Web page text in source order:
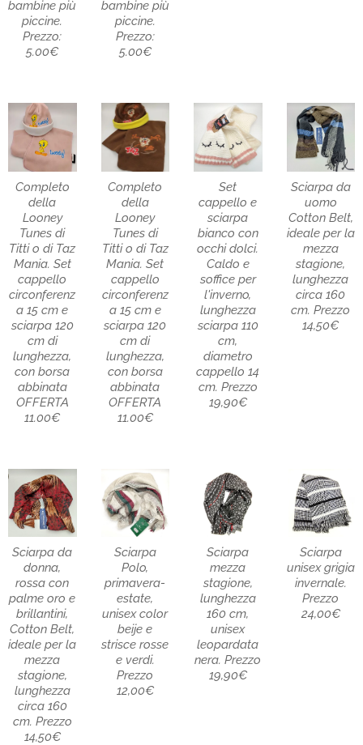
bambine più
piccine.
Prezzo:
5.00€
bambine più
piccine.
Prezzo:
5.00€
Completo
della
Looney
Tunes di
Titti o di Taz
Mania. Set
cappello
circonferenz
a 15 cm e
sciarpa 120
cm di
lunghezza,
con borsa
abbinata
OFFERTA
11.00€
Completo
della
Looney
Tunes di
Titti o di Taz
Mania. Set
cappello
circonferenz
a 15 cm e
sciarpa 120
cm di
lunghezza,
con borsa
abbinata
OFFERTA
11.00€
Set
cappello e
sciarpa
bianco con
occhi dolci.
Caldo e
soffice per
l'inverno,
lunghezza
sciarpa 110
cm,
diametro
cappello 14
cm. Prezzo
19,90€
Sciarpa da
uomo
Cotton Belt,
ideale per la
mezza
stagione,
lunghezza
circa 160
cm. Prezzo
14,50€
Sciarpa da
donna,
rossa con
palme oro e
brillantini,
Cotton Belt,
ideale per la
mezza
stagione,
lunghezza
circa 160
cm. Prezzo
14,50€
Sciarpa
Polo,
primavera-
estate,
unisex color
beije e
strisce rosse
e verdi.
Prezzo
12,00€
Sciarpa
mezza
stagione,
lunghezza
160 cm,
unisex
leopardata
nera. Prezzo
19,90€
Sciarpa
unisex grigia
invernale.
Prezzo
24,00€